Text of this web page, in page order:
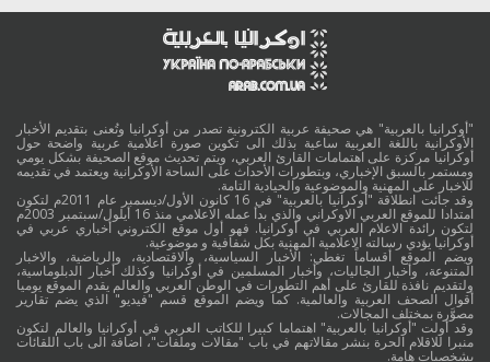
"أوكرانيا بالعربية" هي صحيفة عربية الكترونية تصدر من أوكرانيا وتُعنى بتقديم الأخبار
الأوكرانية باللغة العربية ساعية بذلك الى تكوين صورة اعلامية عربية واضحة حول
أوكرانيا مركزة على اهتمامات القارئ العربي، ويتم تحديث موقع الصحيفة بشكل يومي
ومستمر بالسبق الإخباري، وبتطورات الأحداث على الساحة الأوكرانية ويعتمد في تقديمه
للاخبار على المهنية والموضوعية والحيادية التامة.
وقد جائت انطلاقة "أوكرانيا بالعربية" في 16 كانون الأول/ديسمبر عام 2011م لتكون
امتدادا للموقع العربي الاوكراني والذي بدأ عمله الاعلامي منذ 16 أيلول/سبتمبر 2003م
لتكون رائدة الاعلام العربي في أوكرانيا. فهو أول موقع الكتروني أخباري عربي في
أوكرانيا يؤدي رسالته الاعلامية المهنية بكل شفافية و موضوعية.
ويضم الموقع أقساماً تغطي: الأخبار السياسية، والاقتصادية، والرياضية، والاخبار
المتنوعة، وأخبار الجاليات، وأخبار المسلمين في أوكرانيا وكذلك أخبار الدبلوماسية،
ولتقديم نافذة للقارئ على أهم التطورات في الوطن العربي والعالم يقدم الموقع يوميا
أقوال الصحف العربية والعالمية. كما ويضم الموقع قسم "فيديو" الذي يضم تقارير
مصوَّرة بمختلف المجالات.
وقد أولت "أوكرانيا بالعربية" اهتماما كبيرا للكاتب العربي في أوكرانيا والعالم لتكون
منبرا للاقلام الحرة بنشر مقالاتهم في باب "مقالات وملفات"، اضافة الى باب اللقائات
بشخصيات هامة.